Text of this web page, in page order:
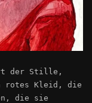
der Stille,
rotes Kleid, die
die sie